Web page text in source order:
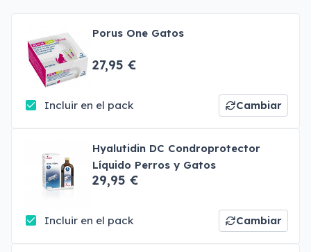
Porus One Gatos
27,95 €
Incluir en el pack Cambiar
Hyalutidin DC Condroprotector
Líquido Perros y Gatos
29,95 €
Incluir en el pack Cambiar